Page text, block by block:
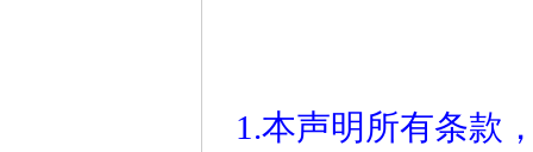
1.本声明所有条款